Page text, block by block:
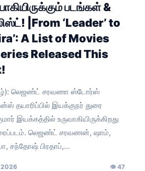
படங்கள் &
|From ‘Leader’ to
A List of Movies
Released This
லெஜண்ட் சரவணா ஸ்டோர்ஸ்
தயாரிப்பில் இயக்குநர் துரை
இயக்கத்தில் உருவாகியிருக்கிறது
லெஜண்ட் சரவணன், ஷாம்,
சந்தோஷ் பிரதாப்,…
2026 👁47